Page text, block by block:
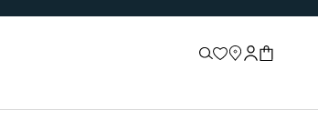
RechercheStore locator
Connexion
Panier